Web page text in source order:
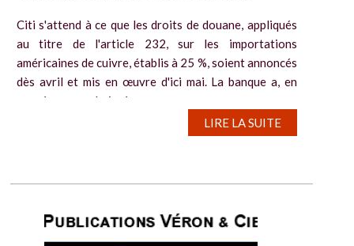
Citi s'attend à ce que les droits de douane, appliqués
au titre de l'article 232, sur les importations
américaines de cuivre, établis à 25 %, soient annoncés
dès avril et mis en œuvre d'ici mai. La banque a, en
conséquence, abaissé sa...
LIRE LA SUITE